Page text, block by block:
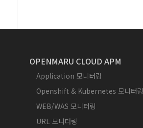
OPENMARU CLOUD APM
Application 모니터링
Openshift & Kubernetes 모니터링
WEB/WAS 모니터링
URL 모니터링